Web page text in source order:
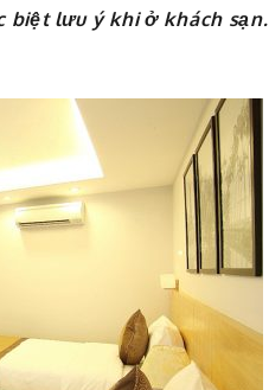
biệt lưu ý khi ở khách sạn.